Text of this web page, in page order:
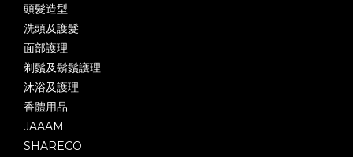
頭髮造型
洗頭及護髮
面部護理
剃鬚及鬍鬚護理
沐浴及護理
香體用品
JAAAM
SHARECO